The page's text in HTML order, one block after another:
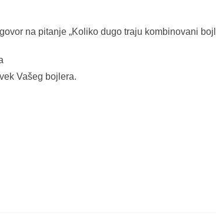
na pitanje „Koliko dugo traju kombinovani
Vašeg bojlera.